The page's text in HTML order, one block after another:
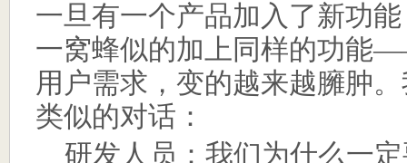
一旦有一个产品加入了新功
一窝蜂似的加上同样的功能
用户需求，变的越来越臃肿
类似的对话：
研发人员：我们为什么一